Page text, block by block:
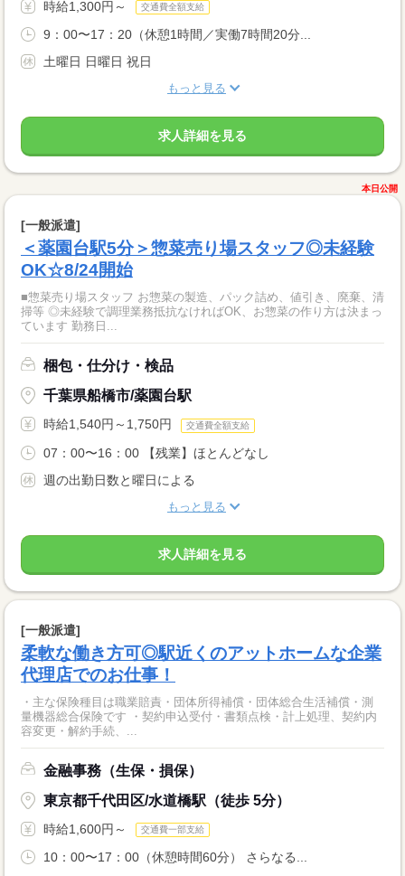
時給1,300円～ 交通費全額支給
9：00〜17：20（休憩1時間／実働7時間20分...
土曜日 日曜日 祝日
もっと見る
求人詳細を見る
本日公開
[一般派遣]
＜薬園台駅5分＞惣菜売り場スタッフ◎未経験
OK☆8/24開始
■惣菜売り場スタッフ お惣菜の製造、パック詰め、値引き、廃棄、清
掃等 ◎未経験で調理業務抵抗なければOK、お惣菜の作り方は決まっ
ています 勤務日...
梱包・仕分け・検品
千葉県船橋市/薬園台駅
時給1,540円～1,750円 交通費全額支給
07：00〜16：00 【残業】ほとんどなし
週の出勤日数と曜日による
もっと見る
求人詳細を見る
[一般派遣]
柔軟な働き方可◎駅近くのアットホームな企業
代理店でのお仕事！
・主な保険種目は職業賠責・団体所得補償・団体総合生活補償・測
量機器総合保険です ・契約申込受付・書類点検・計上処理、契約内
容変更・解約手続、...
金融事務（生保・損保）
東京都千代田区/水道橋駅（徒歩 5分）
時給1,600円～ 交通費一部支給
10：00〜17：00（休憩時間60分） さらなる...